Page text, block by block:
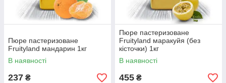
Пюре пастеризоване
Fruityland мандарин 1кг
В наявності
237 ₴
Пюре пастеризоване
Fruityland маракуйя (без
кісточки) 1кг
В наявності
455 ₴